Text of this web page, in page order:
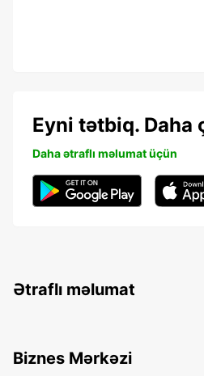
Eyni tətbiq. Daha
Daha ətraflı məlumat üçün
Ətraflı məlumat
Biznes Mərkəzi